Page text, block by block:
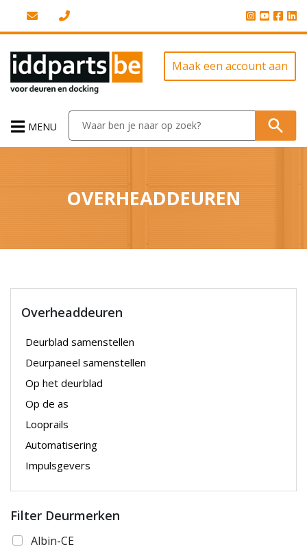
Maak een account aan
MENU
OVERHEADDEUREN
Overheaddeuren
Deurblad samenstellen
Deurpaneel samenstellen
Op het deurblad
Op de as
Looprails
Automatisering
Impulsgevers
Filter Deurmerken
Albin-CE